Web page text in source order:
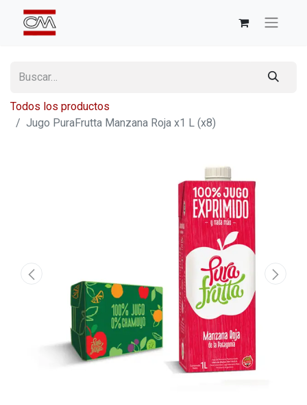
Todos los productos
Jugo PuraFrutta Manzana Roja x1 L (x8)